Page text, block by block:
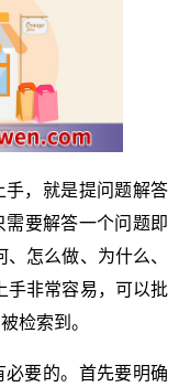
手，就是提问题解答
要解答一个问题即
怎么做、为什么、
手非常容易，可以批
检索到。
要的。首先要明确